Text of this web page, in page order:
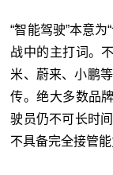
“智能驾驶”本意
战中的主打词。
米、蔚来、小鹏
传。绝大多数品
驶员仍不可长时
不具备完全接管能